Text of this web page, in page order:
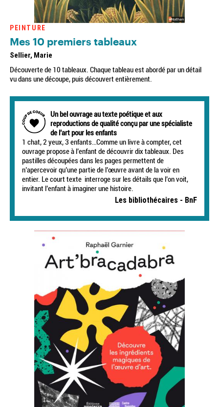
PEINTURE
Mes 10 premiers tableaux
Sellier, Marie
Découverte de 10 tableaux. Chaque tableau est abordé par un détail
vu dans une découpe, puis découvert entièrement.
Un bel ouvrage au texte poétique et aux
reproductions de qualité conçu par une spécialiste
de l’art pour les enfants
1 chat, 2 yeux, 3 enfants…Comme un livre à compter, cet
ouvrage propose à l’enfant de découvrir dix tableaux. Des
pastilles découpées dans les pages permettent de
n’apercevoir qu’une partie de l’œuvre avant de la voir en
entier. Le court texte interroge sur les détails que l’on voit,
invitant l’enfant à imaginer une histoire.
Les bibliothécaires - BnF